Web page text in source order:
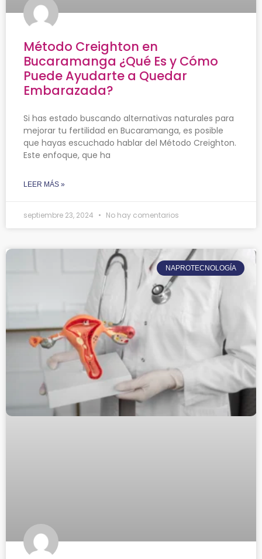
Método Creighton en
Bucaramanga ¿Qué Es y Cómo
Puede Ayudarte a Quedar
Embarazada?
Si has estado buscando alternativas naturales para
mejorar tu fertilidad en Bucaramanga, es posible
que hayas escuchado hablar del Método Creighton.
Este enfoque, que ha
LEER MÁS »
septiembre 23, 2024 No hay comentarios
NAPROTECNOLOGÍA